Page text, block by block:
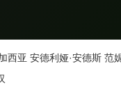
西亚 安德利娅·安德斯 范